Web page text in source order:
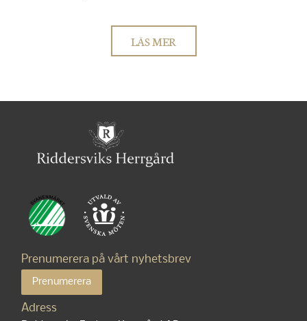
LÄS MER
Prenumerera på vårt nyhetsbrev
Prenumerera
Adress